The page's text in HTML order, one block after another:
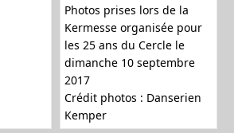
Photos prises lors de la
Kermesse organisée pour
les 25 ans du Cercle le
dimanche 10 septembre
2017
Crédit photos : Danserien
Kemper